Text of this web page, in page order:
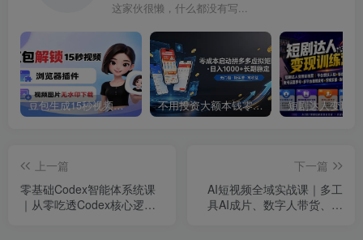
这家伙很懒，什么都没有写...
豆包生成15秒视频——浏览器插件：豆包/Dola 视频图片无水印下载 + 解锁15秒视频生成 不用投资大额本钱零成本启动，做拼多多虚拟矩阵，长期稳定！轻松维持日入 1000
上一篇
零基础Codex智能体系统课
｜从零吃透Codex核心逻
下一篇
AI短视频全域实战课｜多工
具AI成片、数字人带货、剪